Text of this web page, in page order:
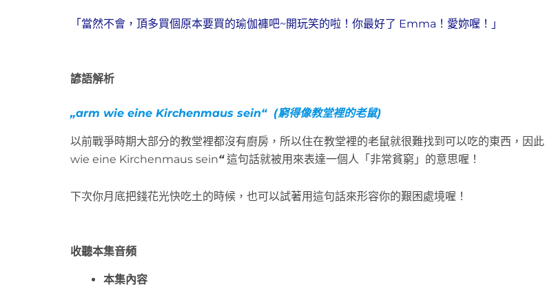
「當然不會，頂多買個原本要買的瑜伽褲吧~開玩笑的啦！你最好了 Emma！愛妳喔！」
諺語解析
„arm wie eine Kirchenmaus sein“ (窮得像教堂裡的老鼠)
以前戰爭時期大部分的教堂裡都沒有廚房，所以住在教堂裡的老鼠就很難找到可以吃的東西，因此
wie eine Kirchenmaus sein“這句話就被用來表達一個人「非常貧窮」的意思喔！
下次你月底把錢花光快吃土的時候，也可以試著用這句話來形容你的艱困處境喔！
收聽本集音頻
本集內容